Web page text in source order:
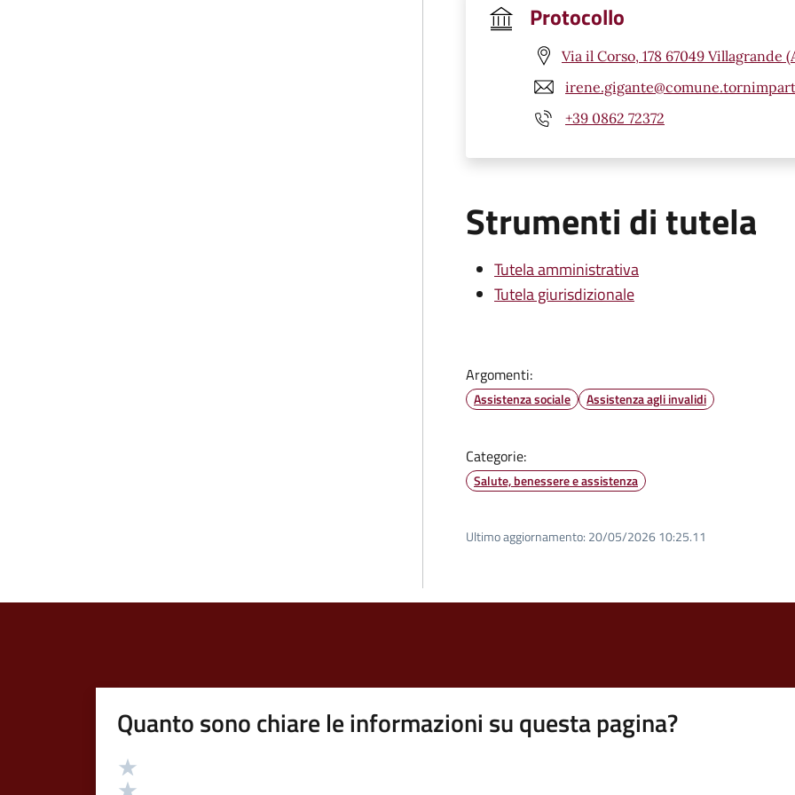
Protocollo
Via il Corso, 178 67049 Villagrande
+39 0862 72372
Strumenti di tutela
Tutela amministrativa
Tutela giurisdizionale
Argomenti:
Assistenza sociale Assistenza agli invalidi
Categorie:
Salute, benessere e assistenza
Ultimo aggiornamento: 20/05/2026 10:25.11
Quanto sono chiare le informazioni su questa pagina?
Valutazione